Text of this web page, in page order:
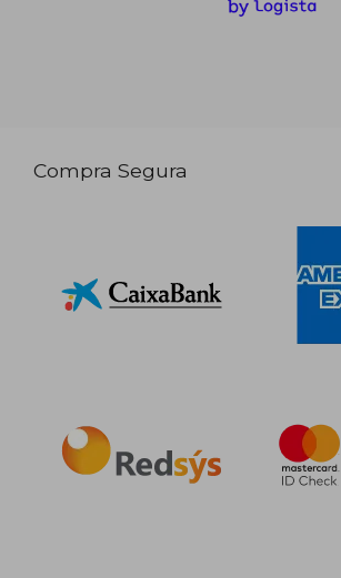
Compra Segura